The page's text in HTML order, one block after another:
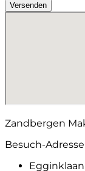
Versenden
Zandbergen
Besuch-Adresse
Egginklaan